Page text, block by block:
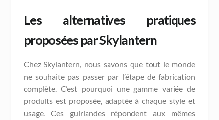
Les alternatives pratiques
proposées par Skylantern
Chez Skylantern, nous savons que tout le monde
ne souhaite pas passer par l’étape de fabrication
complète. C’est pourquoi une gamme variée de
produits est proposée, adaptée à chaque style et
usage. Ces guirlandes répondent aux mêmes